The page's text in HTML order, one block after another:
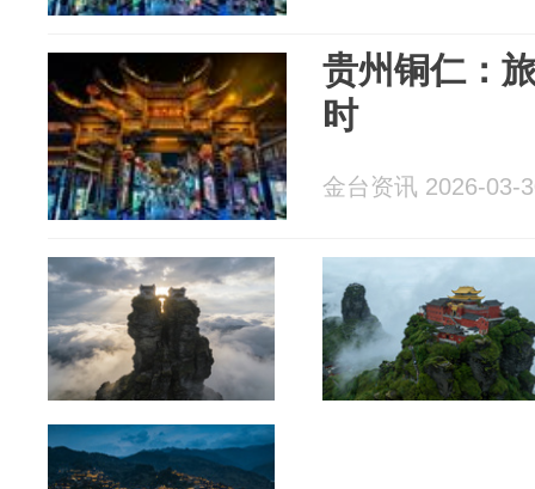
贵州铜仁：
时
金台资讯 2026-03-